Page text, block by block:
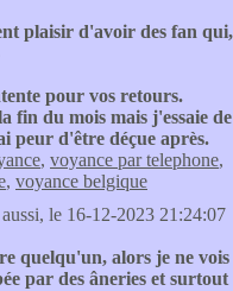
plaisir d'avoir des fan qui,
pour vos retours.
fin du mois mais j'essaie de
peur d'être déçue après.
, voyance par telephone,
, voyance belgique
le 16-12-2023 21:24:07
quelqu'un, alors je ne vois
par des âneries et surtout